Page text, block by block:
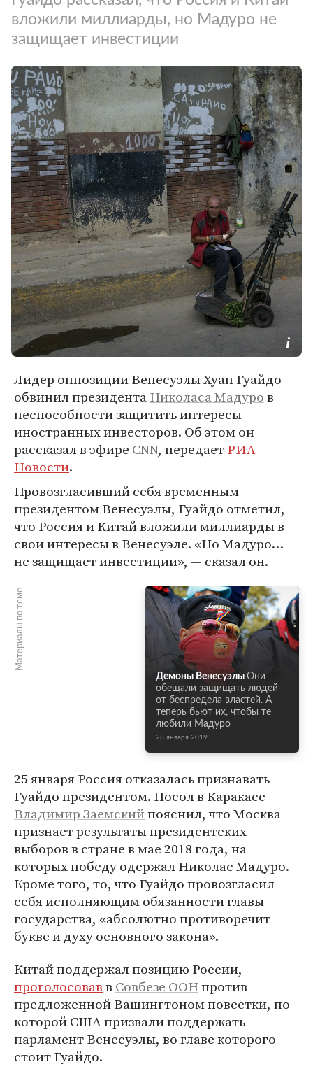
вложили миллиарды, но Мадуро не
защищает инвестиции
Лидер оппозиции Венесуэлы Хуан Гуайдо
обвинил президентаНиколаса Мадуров
неспособности защитить интересы
иностранных инвесторов. Об этом он
рассказал в эфире CNN, передаетРИА
Новости.
Провозгласивший себя временным
президентом Венесуэлы, Гуайдо отметил,
что Россия и Китай вложили миллиарды в
свои интересы в Венесуэле. «Но Мадуро…
не защищает инвестиции», — сказал он.
Материалы по теме
Демоны Венесуэлы Они
обещали защищать людей
от беспредела властей. А
теперь бьют их, чтобы те
любили Мадуро
28 января 2019
25 января Россия отказалась признавать
Гуайдо президентом. Посол в Каракасе
Владимир Заемскийпояснил, что Москва
признает результаты президентских
выборов в стране в мае 2018 года, на
которых победу одержал Николас Мадуро.
Кроме того, то, что Гуайдо провозгласил
себя исполняющим обязанности главы
государства, «абсолютно противоречит
букве и духу основного закона».
Китай поддержал позицию России,
проголосовавв Совбезе ООНпротив
предложенной Вашингтоном повестки, по
которой США призвали поддержать
парламент Венесуэлы, во главе которого
стоит Гуайдо.